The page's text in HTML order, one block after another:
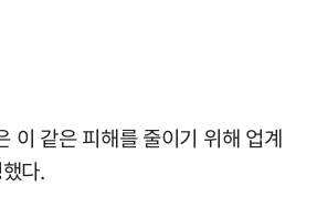
이 같은 피해를 줄이기 위해 업계
다.